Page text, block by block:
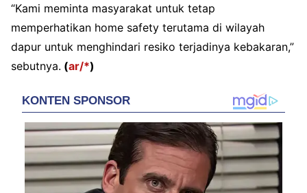
“Kami meminta masyarakat untuk tetap
memperhatikan home safety terutama di wilayah
dapur untuk menghindari resiko terjadinya kebakaran,”
sebutnya. (ar/*)